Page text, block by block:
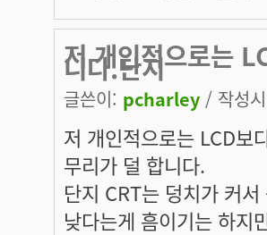
저 개인적으로는
니다.단지
글쓴이: pcharley / 작성
저 개인적으로는 LCD보
무리가 덜 합니다.
단지 CRT는 덩치가 커
낮다는게 흠이기는 하지